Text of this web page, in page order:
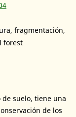
fragmentación,
forest
suelo, tiene una
de los